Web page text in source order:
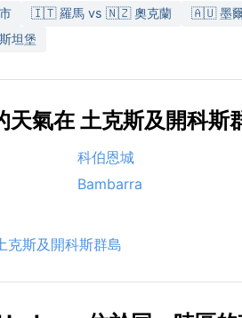
🇮🇹 羅馬 vs 🇳🇿 奧克蘭
🇦🇺 墨
坦堡
天氣在 土克斯及開科
科伯恩城
Bambarra
克斯及開科斯群島